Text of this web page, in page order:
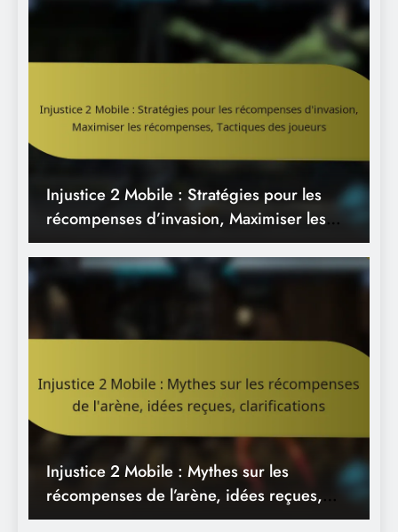
Injustice 2 Mobile : Mythes sur les
récompenses de l’arène, idées reçues,
clarifications
Injustice 2 Mobile : Impact des
récompenses de connexion quotidienne,
progression des joueurs, gestion des